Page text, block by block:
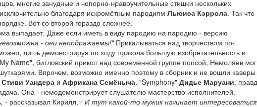
многие занудные и чопорно-нравоучительные стишки нескольких
благодаря искромётным пародиям Льюиса Кэррола. Так что
Вот со второй гораздо сложнее.
выпадает. Даже если иметь в виду пародию на пародию - версию
- они неподражаемы!"Прикалываться над творчеством по-
лишь демонстрируя по ходу прикола большую изобретательность и
Name", битловский прикол над современной группе попсой, Немоляев мог
Впрочем, возможно именно поэтому в сборник и не вошли
Уандера и Африкана Семёныча. "Symphony" Дидье Маруани,
Она - немодемонстрирует слушателю мастерство исполнителей.
- рассказывал Кирилл, - И тут какой-то мужик начинает